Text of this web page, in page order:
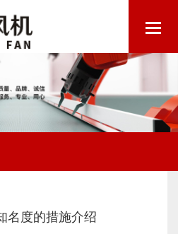
名度的措施介绍